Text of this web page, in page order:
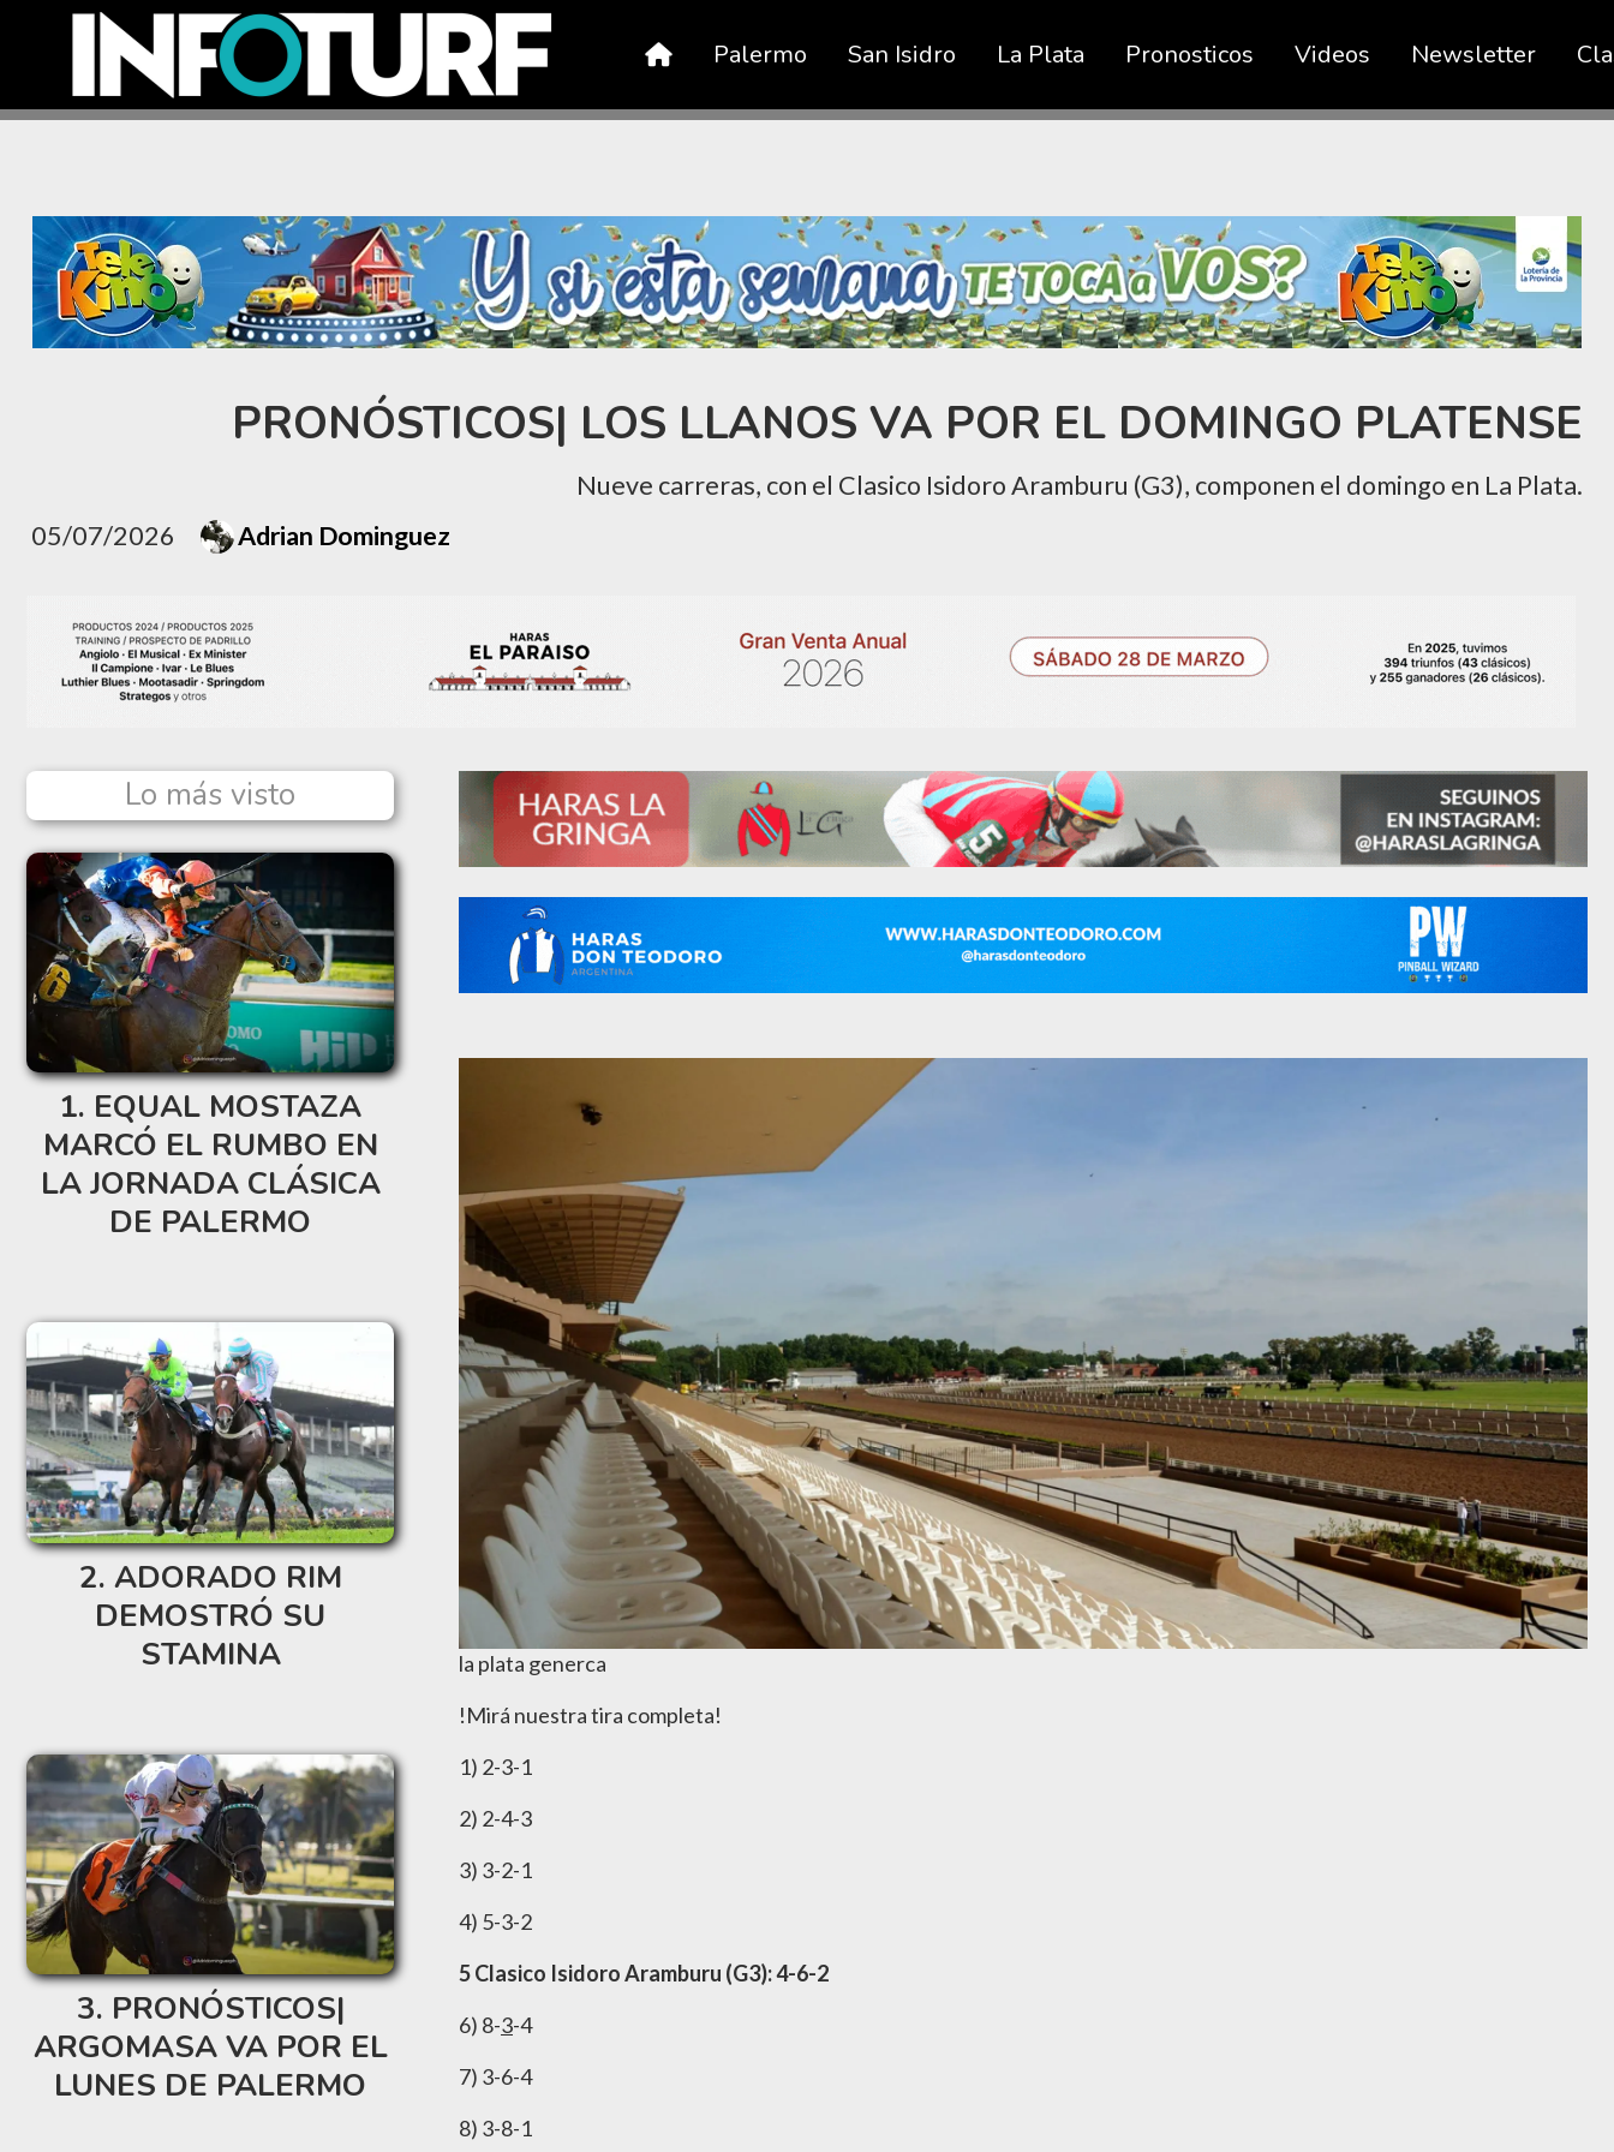
Palermo San Isidro La Plata Pronosticos Videos Newsletter
PRONÓSTICOS| LOS LLANOS VA POR EL DOMINGO PLATENSE
Nueve carreras, con el Clasico Isidoro Aramburu (G3), componen el domingo en La Plata.
05/07/2026
Adrian Dominguez
la plata generca
!Mirá nuestra tira completa!
1) 2-3-1
2) 2-4-3
3) 3-2-1
4) 5-3-2
5 Clasico Isidoro Aramburu (G3): 4-6-2
6) 8-3-4
7) 3-6-4
8) 3-8-1
Lo más visto
EQUAL MOSTAZA
MARCÓ EL RUMBO EN
LA JORNADA CLÁSICA
DE PALERMO
ADORADO RIM
DEMOSTRÓ SU
STAMINA
PRONÓSTICOS|
ARGOMASA VA POR EL
LUNES DE PALERMO